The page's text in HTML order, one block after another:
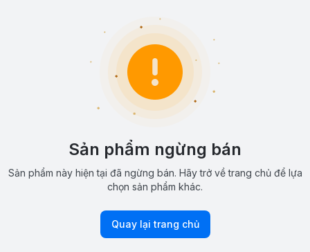
Sản phẩm ngừng bán
Sản phẩm này hiện tại đã ngừng bán. Hãy trở về trang chủ để lựa
chọn sản phẩm khác.
Quay lại trang chủ